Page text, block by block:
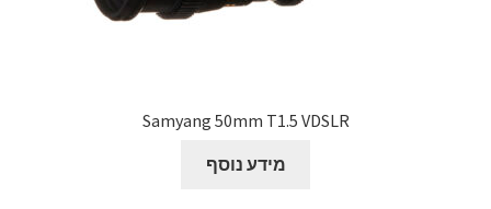
Samyang 50mm T1.5 VDSLR
מידע נוסף